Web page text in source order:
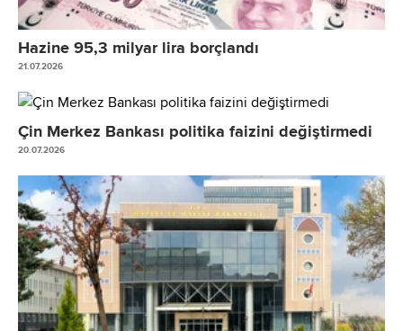
Hazine 95,3 milyar lira borçlandı
21.07.2026
Çin Merkez Bankası politika faizini değiştirmedi
20.07.2026